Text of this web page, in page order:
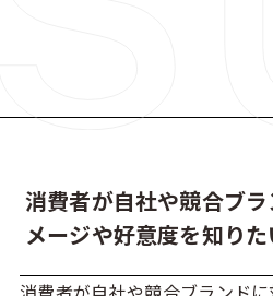
消費者が自社や競合ブ
メージや好意度を知りた